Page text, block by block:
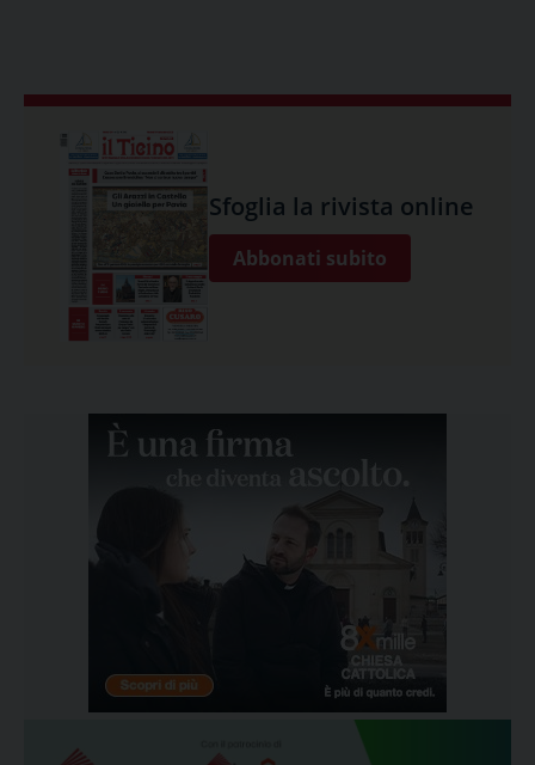
Sfoglia la rivista online
Abbonati subito